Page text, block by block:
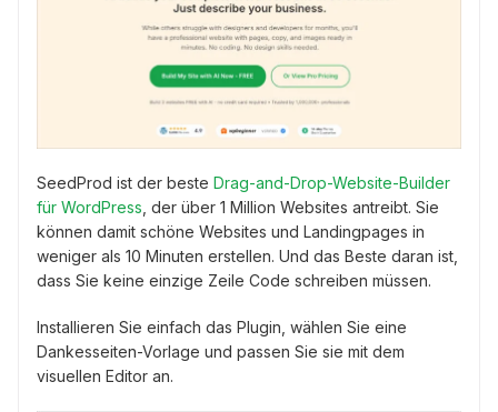
SeedProd ist der beste Drag-and-Drop-Website-Builder
für WordPress, der über 1 Million Websites antreibt. Sie
können damit schöne Websites und Landingpages in
weniger als 10 Minuten erstellen. Und das Beste daran ist,
dass Sie keine einzige Zeile Code schreiben müssen.
Installieren Sie einfach das Plugin, wählen Sie eine
Dankesseiten-Vorlage und passen Sie sie mit dem
visuellen Editor an.